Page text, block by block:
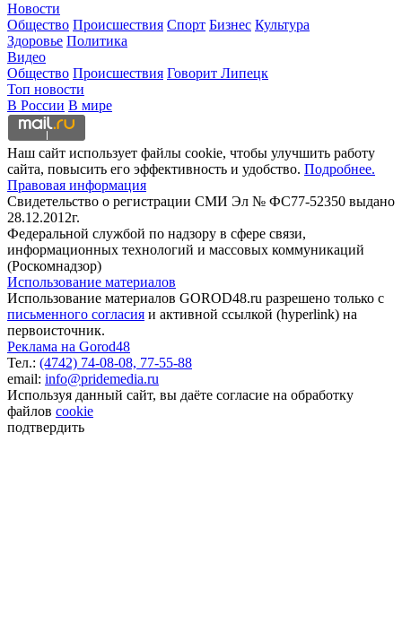
Новости
Общество Происшествия Спорт Бизнес Культура
Здоровье Политика
Видео
Общество Происшествия Говорит Липецк
Топ новости
В России В мире
Наш сайт использует файлы cookie, чтобы улучшить работу
сайта, повысить его эффективность и удобство. Подробнее.
Правовая информация
Свидетельство о регистрации СМИ Эл № ФС77-52350 выдано
28.12.2012г.
Федеральной службой по надзору в сфере связи,
информационных технологий и массовых коммуникаций
(Роскомнадзор)
Использование материалов
Использование материалов GOROD48.ru разрешено только с
письменного согласия и активной ссылкой (hyperlink) на
первоисточник.
Реклама на Gorod48
Тел.: (4742) 74-08-08, 77-55-88
email: info@pridemedia.ru
Используя данный сайт, вы даёте согласие на обработку
файлов cookie
подтвердить